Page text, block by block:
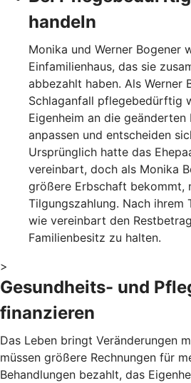
handeln
Monika und Werner Bogener
Einfamilienhaus, das sie
abbezahlt haben. Als Werner
Schlaganfall pflegebedürftig
Eigenheim an die geänderten
anpassen und entscheiden
Ursprünglich hatte das
vereinbart, doch als Monika
größere Erbschaft bekommt,
Tilgungszahlung. Nach ihrem
wie vereinbart den
Familienbesitz zu halten.
>
Gesundheits- und
finanzieren
Das Leben bringt Veränderungen
müssen größere Rechnungen für
Behandlungen bezahlt, das